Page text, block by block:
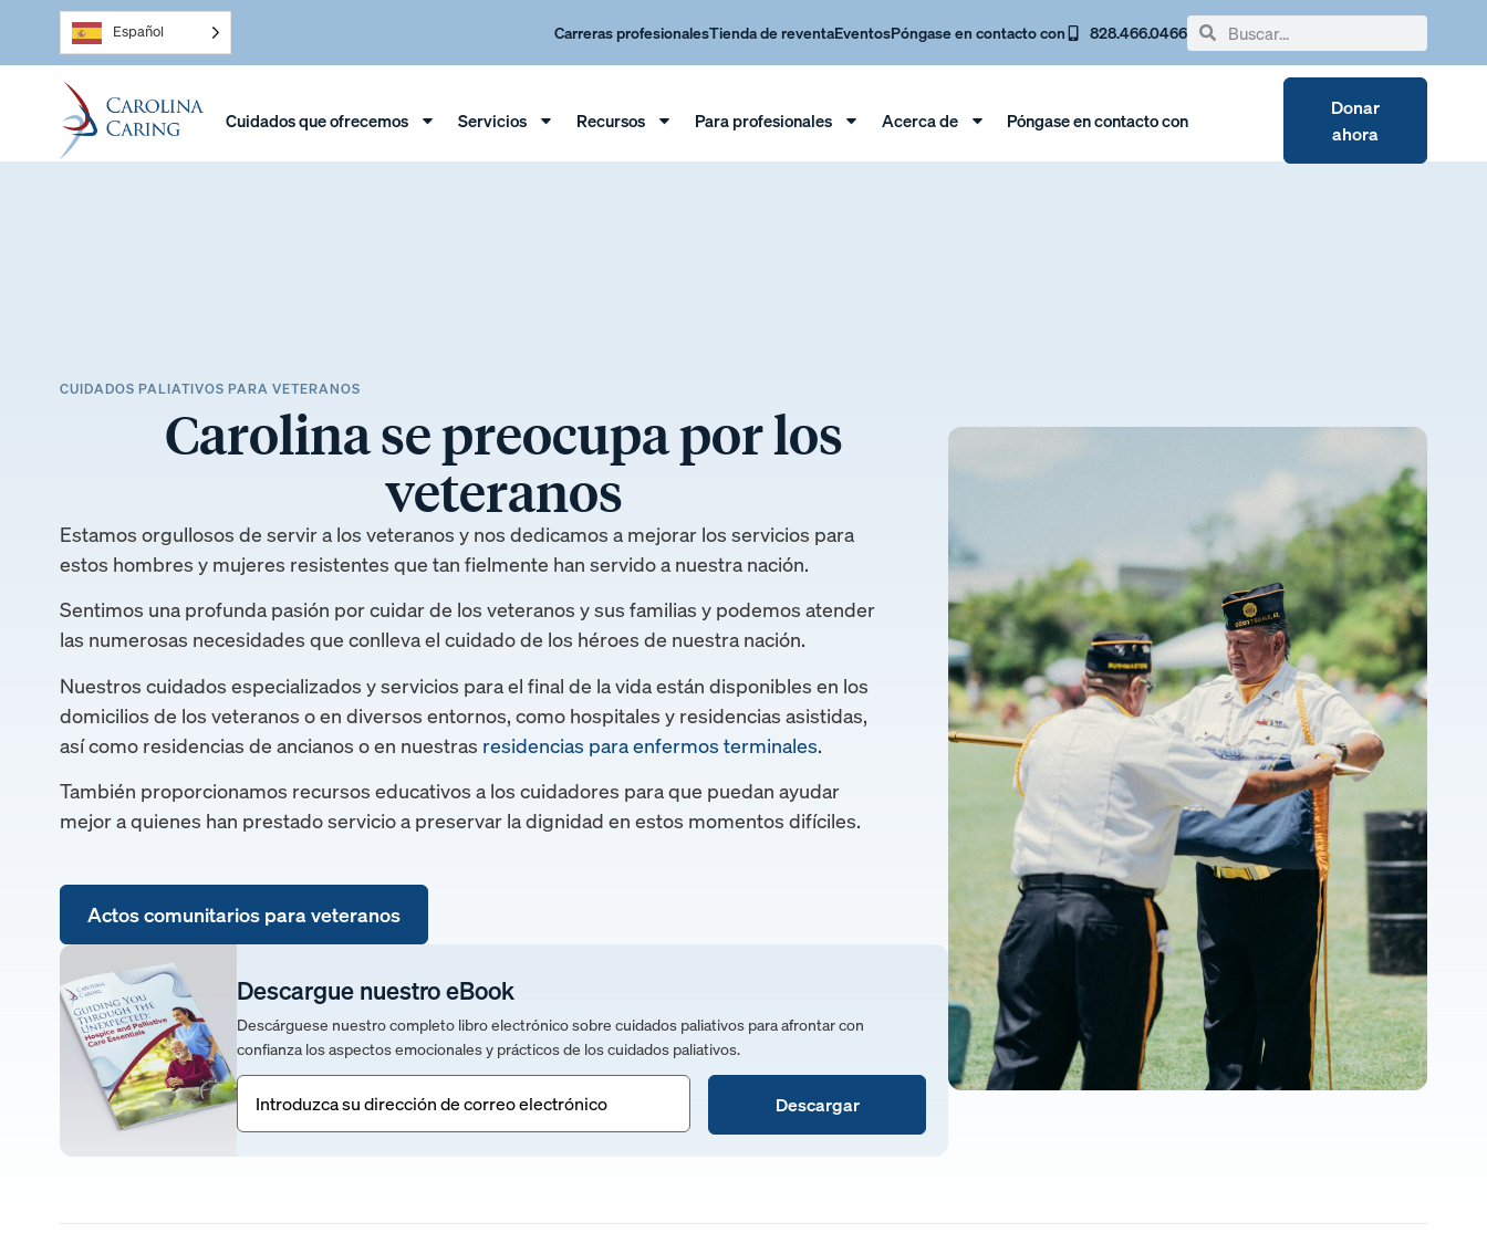
Español Carreras profesionalesTienda de reventaEventosPóngase en contacto con 828.466.0466
Cuidados que ofrecemos Servicios Recursos Para profesionales Acerca de Póngase en contacto con
Donar
ahora
CUIDADOS PALIATIVOS PARA VETERANOS
Carolina se preocupa por los
veteranos
Estamos orgullosos de servir a los veteranos y nos dedicamos a mejorar los servicios para
estos hombres y mujeres resistentes que tan fielmente han servido a nuestra nación.
Sentimos una profunda pasión por cuidar de los veteranos y sus familias y podemos atender
las numerosas necesidades que conlleva el cuidado de los héroes de nuestra nación.
Nuestros cuidados especializados y servicios para el final de la vida están disponibles en los
domicilios de los veteranos o en diversos entornos, como hospitales y residencias asistidas,
así como residencias de ancianos o en nuestras residencias para enfermos terminales.
También proporcionamos recursos educativos a los cuidadores para que puedan ayudar
mejor a quienes han prestado servicio a preservar la dignidad en estos momentos difíciles.
Actos comunitarios para veteranos
Descargue nuestro eBook
Descárguese nuestro completo libro electrónico sobre cuidados paliativos para afrontar con
confianza los aspectos emocionales y prácticos de los cuidados paliativos.
Correo
electrónico(Obligatorio)